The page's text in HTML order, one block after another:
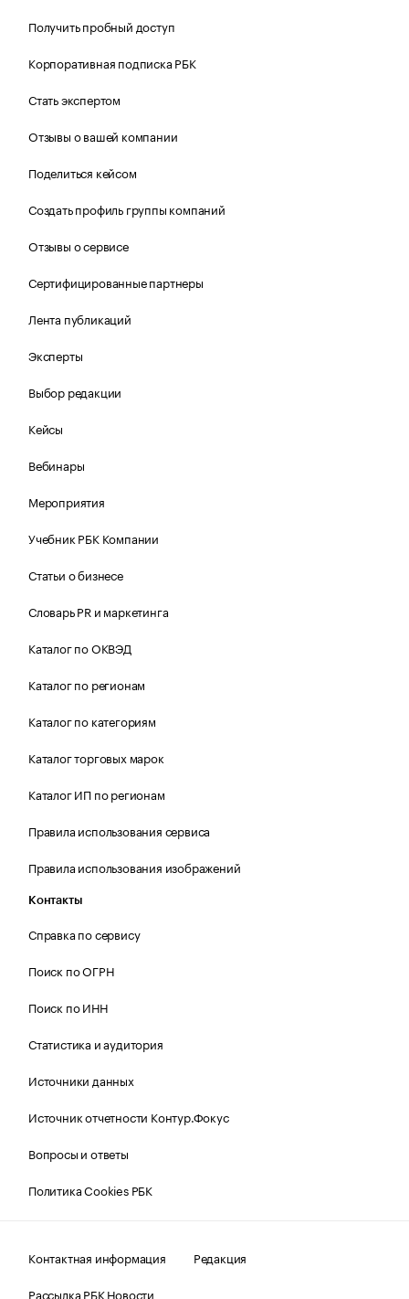
Получить пробный доступ
Корпоративная подписка РБК
Стать экспертом
Отзывы о вашей компании
Поделиться кейсом
Создать профиль группы компаний
Отзывы о сервисе
Сертифицированные партнеры
Лента публикаций
Эксперты
Выбор редакции
Кейсы
Вебинары
Мероприятия
Учебник РБК Компании
Статьи о бизнесе
Словарь PR и маркетинга
Каталог по ОКВЭД
Каталог по регионам
Каталог по категориям
Каталог торговых марок
Каталог ИП по регионам
Правила использования сервиса
Правила использования изображений
Контакты
Справка по сервису
Поиск по ОГРН
Поиск по ИНН
Статистика и аудитория
Источники данных
Источник отчетности Контур.Фокус
Вопросы и ответы
Политика Cookies РБК
Контактная информация
Редакция
Рассылка РБК Новости